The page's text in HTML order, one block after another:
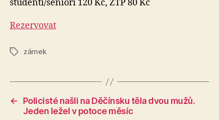
studenti/senioři 120 Kč, ZTP 80 Kč
Rezervovat
Štítkyzámek
←
Policisté našli na Děčínsku těla dvou mužů.
Jeden ležel v potoce měsíc